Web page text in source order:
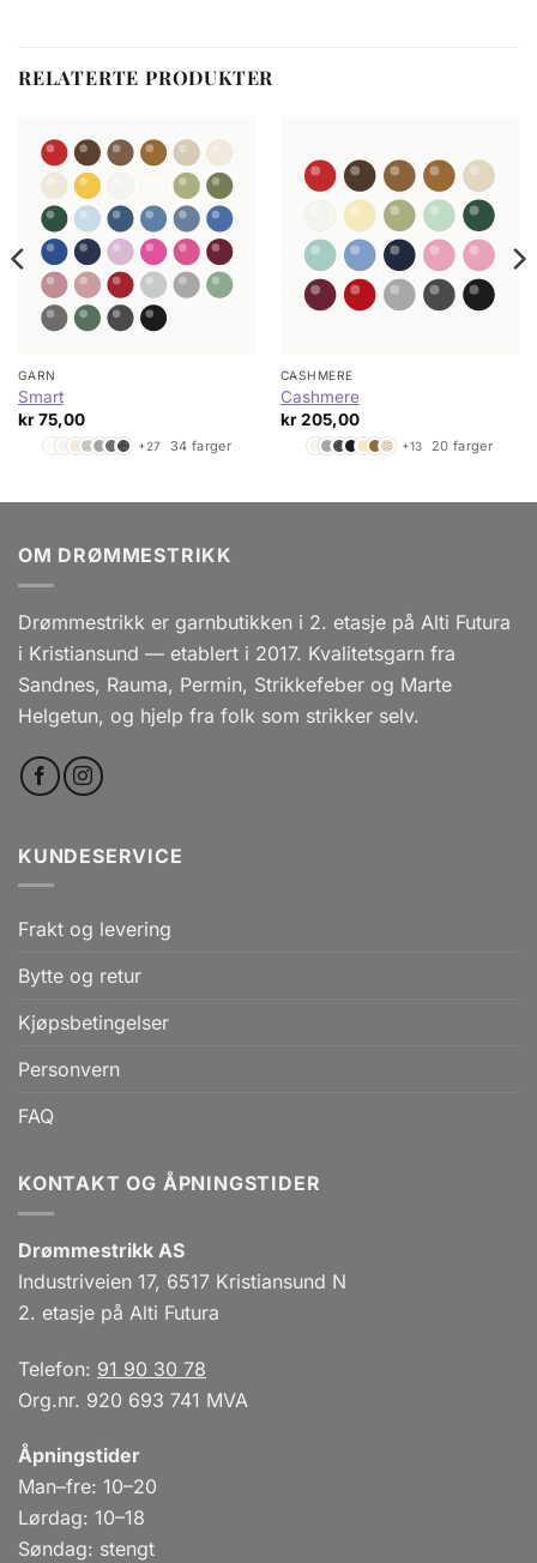
RELATERTE PRODUKTER
GARN
Smart
kr75,00
+27 34 farger
CASHMERE
Cashmere
kr205,00
+13 20 farger
OM DRØMMESTRIKK
Drømmestrikk er garnbutikken i 2. etasje på Alti Futura
i Kristiansund — etablert i 2017. Kvalitetsgarn fra
Sandnes, Rauma, Permin, Strikkefeber og Marte
Helgetun, og hjelp fra folk som strikker selv.
KUNDESERVICE
Frakt og levering
Bytte og retur
Kjøpsbetingelser
Personvern
FAQ
KONTAKT OG ÅPNINGSTIDER
Drømmestrikk AS
Industriveien 17, 6517 Kristiansund N
2. etasje på Alti Futura
Telefon: 91 90 30 78
Org.nr. 920 693 741 MVA
Åpningstider
Man–fre: 10–20
Lørdag: 10–18
Søndag: stengt